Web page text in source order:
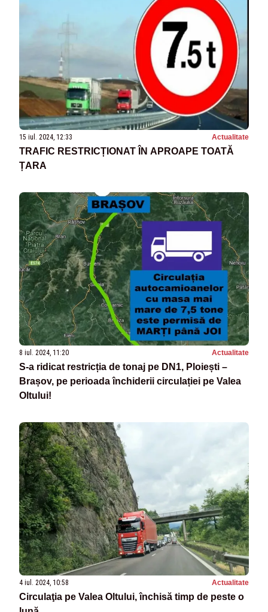
15 iul. 2024, 12:33 Actualitate
TRAFIC RESTRICȚIONAT ÎN APROAPE TOATĂ
ȚARA
8 iul. 2024, 11:20 Actualitate
S-a ridicat restricția de tonaj pe DN1, Ploiești –
Brașov, pe perioada închiderii circulației pe Valea
Oltului!
4 iul. 2024, 10:58 Actualitate
Circulaţia pe Valea Oltului, închisă timp de peste o